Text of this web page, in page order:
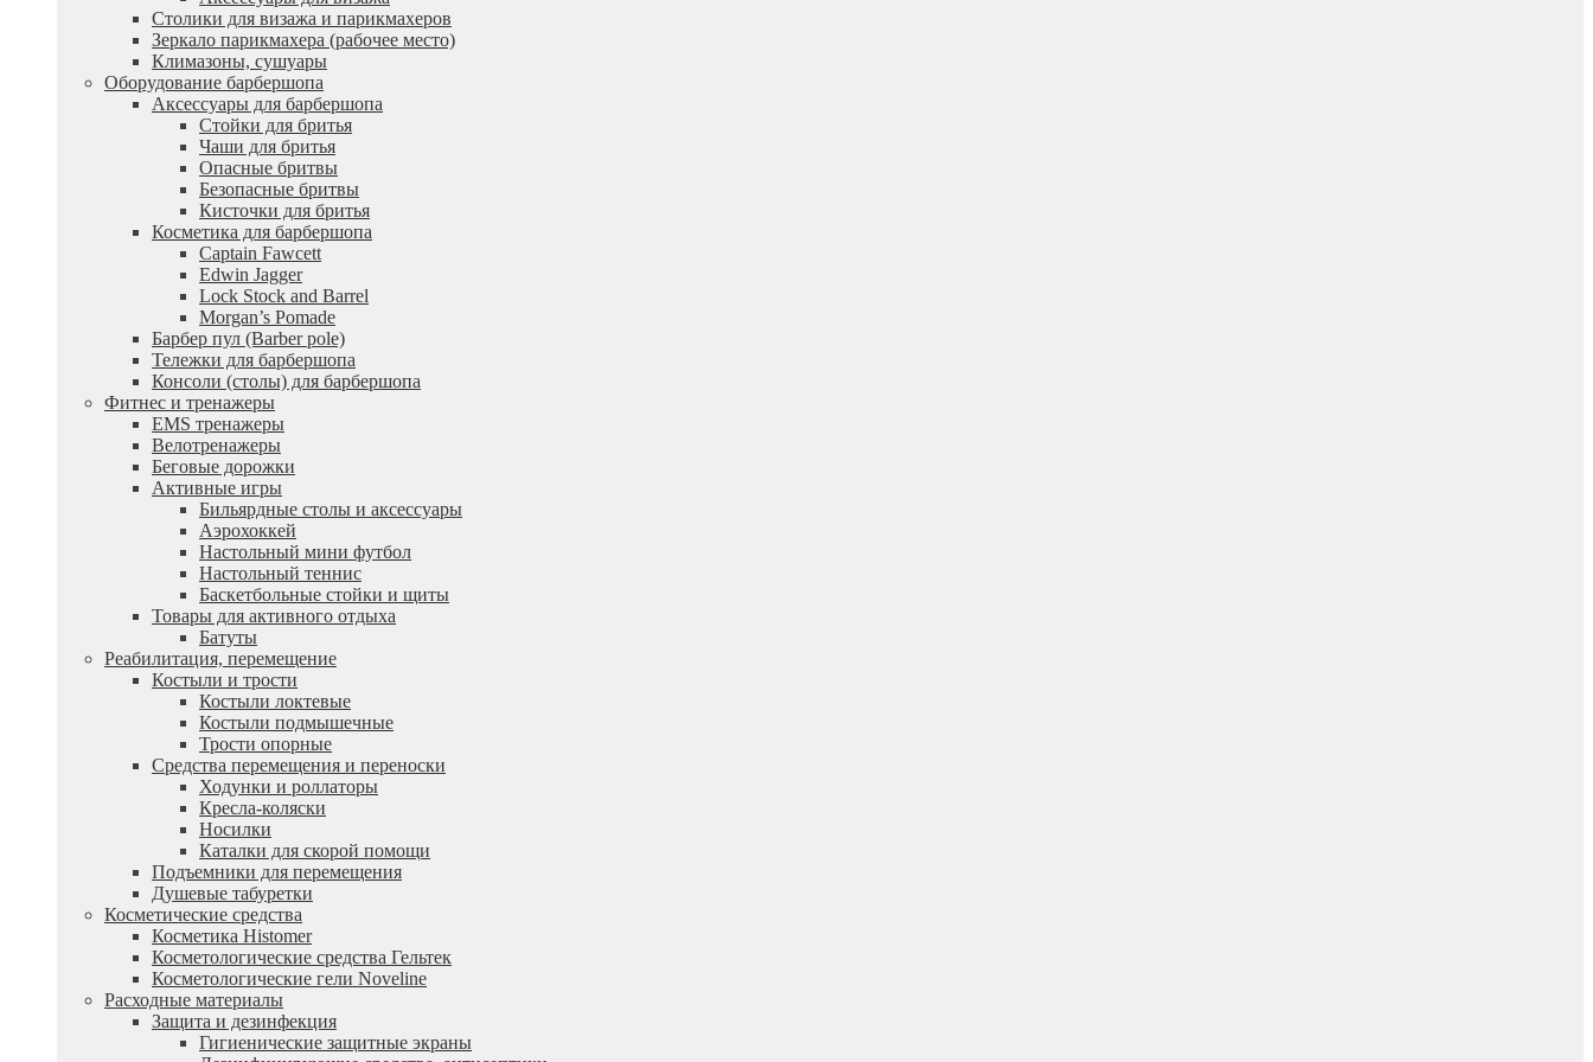
Столики для визажа и парикмахеров
Зеркало парикмахера (рабочее место)
Климазоны, сушуары
Оборудование барбершопа
Аксессуары для барбершопа
Стойки для бритья
Чаши для бритья
Опасные бритвы
Безопасные бритвы
Кисточки для бритья
Косметика для барбершопа
Captain Fawcett
Edwin Jagger
Lock Stock and Barrel
Morgan’s Pomade
Барбер пул (Barber pole)
Тележки для барбершопа
Консоли (столы) для барбершопа
Фитнес и тренажеры
EMS тренажеры
Велотренажеры
Беговые дорожки
Активные игры
Бильярдные столы и аксессуары
Аэрохоккей
Настольный мини футбол
Настольный теннис
Баскетбольные стойки и щиты
Товары для активного отдыха
Батуты
Реабилитация, перемещение
Костыли и трости
Костыли локтевые
Костыли подмышечные
Трости опорные
Средства перемещения и переноски
Ходунки и роллаторы
Кресла-коляски
Носилки
Каталки для скорой помощи
Подъемники для перемещения
Душевые табуретки
Косметические средства
Косметика Histomer
Косметологические средства Гельтек
Косметологические гели Noveline
Расходные материалы
Защита и дезинфекция
Гигиенические защитные экраны